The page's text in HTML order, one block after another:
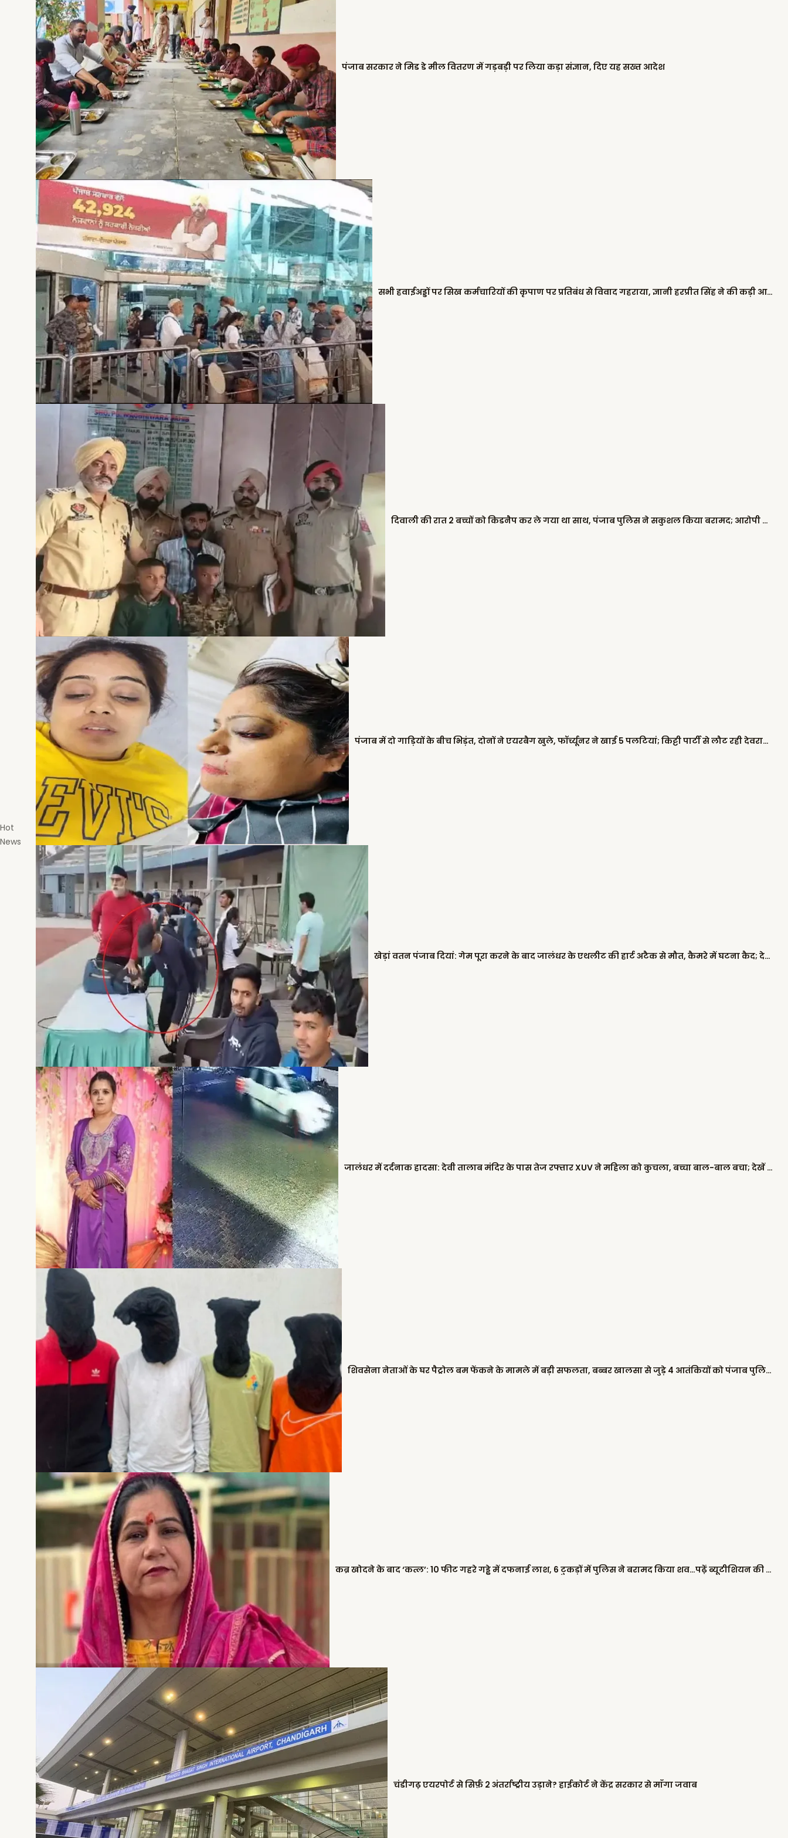
Hot
News
पंजाब सरकार ने मिड डे मील वितरण में गड़बड़ी पर लिया कड़ा संज्ञान, दिए यह सख्त आदेश
सभी हवाईअड्डों पर सिख कर्मचारियों की कृपाण पर प्रतिबंध से विवाद गहराया, ज्ञानी हरप्रीत सिंह ने की कड़ी आलोचना
दिवाली की रात 2 बच्चों को किडनैप कर ले गया था साथ, पंजाब पुलिस ने सकुशल किया बरामद; आरोपी काबू
पंजाब में दो गाड़ियों के बीच भिड़ंत, दोनों ने एयरबैग खुले, फॉर्च्यूनर ने खाई 5 पलटियां; किट्टी पार्टी से लौट रही देवरानी-जेठानी घायल
खेड़ां वतन पंजाब दियां: गेम पूरा करने के बाद जालंधर के एथलीट की हार्ट अटैक से मौत, कैमरे में घटना कैद; देखें VIDEO
जालंधर में दर्दनाक हादसा: देवी तालाब मंदिर के पास तेज रफ्तार XUV ने महिला को कुचला, बच्चा बाल-बाल बचा; देखें घटना का LIVE VIDEO
शिवसेना नेताओं के घर पैट्रोल बम फेंकने के मामले में बड़ी सफलता, बब्बर खालसा से जुड़े 4 आतंकियों को पंजाब पुलिस ने किया गिरफ्तार
कब्र खोदने के बाद ‘कत्ल’: 10 फीट गहरे गड्ढे में दफनाई लाश, 6 टुकड़ों में पुलिस ने बरामद किया शव…पढ़ें ब्यूटीशियन की हत्या की खौफनाक कहानी
चंडीगढ़ एयरपोर्ट से सिर्फ़ 2 अंतर्राष्ट्रीय उड़ाने? हाईकोर्ट ने केंद्र सरकार से माँगा जवाब